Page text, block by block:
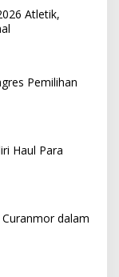
Atletik,
Pemilihan
Haul Para
dalam